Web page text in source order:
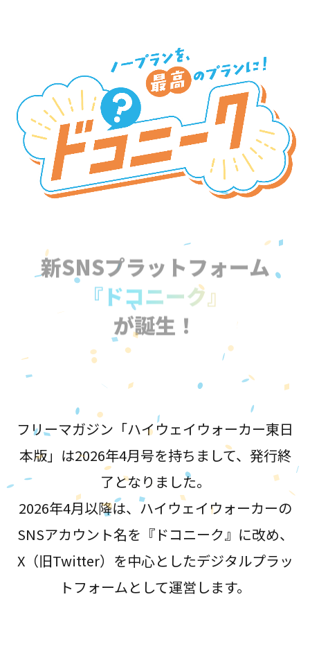
新SNSプラットフォーム
『ドコニーク』
が誕生！
フリーマガジン「ハイウェイウォーカー東日
本版」は2026年4月号を持ちまして、発行終
了となりました。
2026年4月以降は、ハイウェイウォーカーの
SNSアカウント名を『ドコニーク』に改め、
X（旧Twitter）を中心としたデジタルプラッ
トフォームとして運営します。